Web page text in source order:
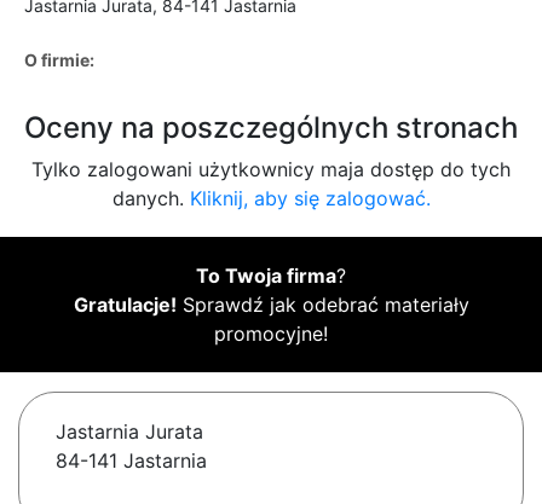
Jastarnia Jurata, 84-141 Jastarnia
O firmie:
Oceny na poszczególnych stronach
Tylko zalogowani użytkownicy maja dostęp do tych
danych. Kliknij, aby się zalogować.
To Twoja firma?
Gratulacje! Sprawdź jak odebrać materiały
promocyjne!
Jastarnia Jurata
84-141 Jastarnia